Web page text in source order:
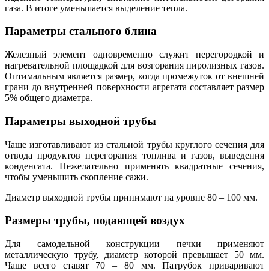
газа. В итоге уменьшается выделение тепла.
Параметры стального блина
Железный элемент одновременно служит перегородкой и
нагревательной площадкой для возгорания пиролизных газов.
Оптимальным является размер, когда промежуток от внешней
грани до внутренней поверхности агрегата составляет размер
5% общего диаметра.
Параметры выходной трубы
Чаще изготавливают из стальной трубы круглого сечения для
отвода продуктов перегорания топлива и газов, выведения
конденсата. Нежелательно применять квадратные сечения,
чтобы уменьшить скопление сажи.
Диаметр выходной трубы принимают на уровне 80 – 100 мм.
Размеры трубы, подающей воздух
Для самодельной конструкции печки применяют
металлическую трубу, диаметр которой превышает 50 мм.
Чаще всего ставят 70 – 80 мм. Патрубок приваривают